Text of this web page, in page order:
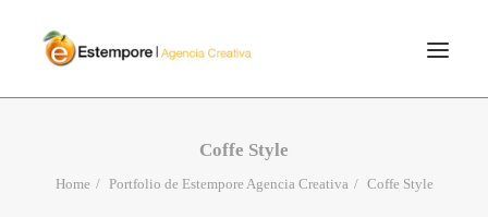
BLOG
Coffe Style
Home Portfolio de Estempore Agencia Creativa Coffe Style